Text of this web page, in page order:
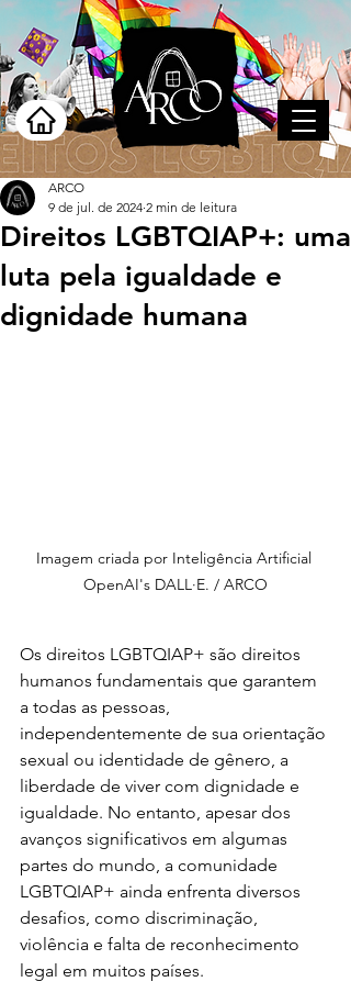
Direitos LGBTQIAP+: uma
luta pela igualdade e
dignidade humana
ARCO
9 de jul. de 2024 2 min de leitura
Imagem criada por Inteligência Artificial
OpenAI's DALL·E. / ARCO
Os direitos LGBTQIAP+ são direitos
humanos fundamentais que garantem
a todas as pessoas,
independentemente de sua orientação
sexual ou identidade de gênero, a
liberdade de viver com dignidade e
igualdade. No entanto, apesar dos
avanços significativos em algumas
partes do mundo, a comunidade
LGBTQIAP+ ainda enfrenta diversos
desafios, como discriminação,
violência e falta de reconhecimento
legal em muitos países.